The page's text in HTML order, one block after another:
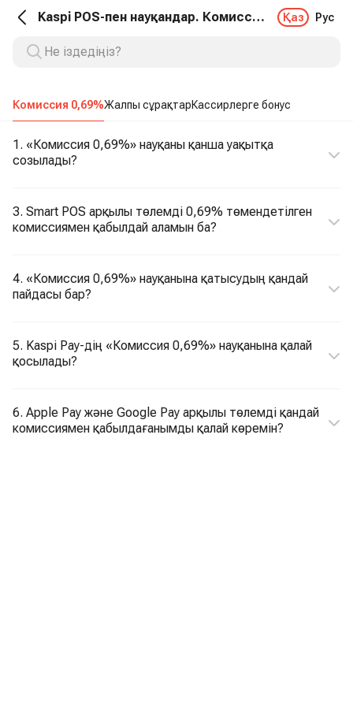
Kaspi POS-пен науқандар. Комиссия 0,69% Қаз Рус
Комиссия 0,69%Жалпы сұрақтарКассирлерге бонус
1. «Комиссия 0,69%» науқаны қанша уақытқа
созылады?
3. Smart POS арқылы төлемді 0,69% төмендетілген
комиссиямен қабылдай аламын ба?
4. «Комиссия 0,69%» науқанына қатысудың қандай
пайдасы бар?
5. Kaspi Pay-дің «Комиссия 0,69%» науқанына қалай
қосылады?
6. Apple Pay және Google Pay арқылы төлемді қандай
комиссиямен қабылдағанымды қалай көремін?